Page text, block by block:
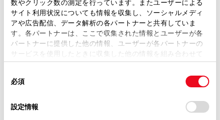
数やクリック数の測定を行っています。またユーザーによる
サイト利用状況についても情報を収集し、ソーシャルメディ
アや広告配信、データ解析の各パートナーと共有していま
す。各パートナーは、ここで収集された情報とユーザーが各
パートナーに提供した他の情報、ユーザーが各パートナーの
サービスを使用したときに収集した他の情報を組み合わせて
使用することがあります。当ウェブサイトの使用を続行する
デバイスにすべてのCookie(クッキー)が保存されることに同
意したことになります。Cookie(クッキー)のオプトアウト、
必須
設定情報
リモコンスターター
ETC